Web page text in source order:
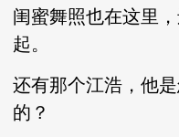
闺蜜舞照也在这里
起。
还有那个江浩，他
的？